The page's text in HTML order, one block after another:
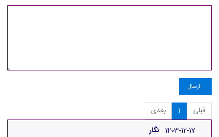
ارسال
قبلی 1
بعدی
نگار 1403-12-17